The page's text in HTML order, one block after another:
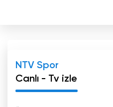
NTV Spor
Canlı - Tv izle